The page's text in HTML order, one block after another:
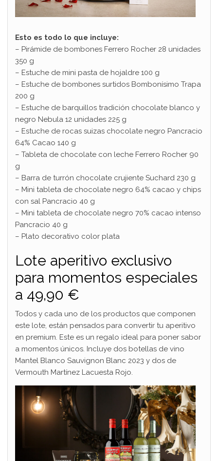
Esto es todo lo que incluye:
– Pirámide de bombones Ferrero Rocher 28 unidades
350 g
– Estuche de mini pasta de hojaldre 100 g
– Estuche de bombones surtidos Bombonísimo Trapa
200 g
– Estuche de barquillos tradición chocolate blanco y
negro Nebula 12 unidades 225 g
– Estuche de rocas suizas chocolate negro Pancracio
64% Cacao 140 g
– Tableta de chocolate con leche Ferrero Rocher 90
g
– Barra de turrón chocolate crujiente Suchard 230 g
– Mini tableta de chocolate negro 64% cacao y chips
con sal Pancracio 40 g
– Mini tableta de chocolate negro 70% cacao intenso
Pancracio 40 g
– Plato decorativo color plata
Lote aperitivo exclusivo
para momentos especiales
a 49,90 €
Todos y cada uno de los productos que componen
este lote, están pensados para convertir tu aperitivo
en premium. Este es un regalo ideal para poner sabor
a momentos únicos. Incluye dos botellas de vino
Mantel Blanco Sauvignon Blanc 2023 y dos de
Vermouth Martínez Lacuesta Rojo.